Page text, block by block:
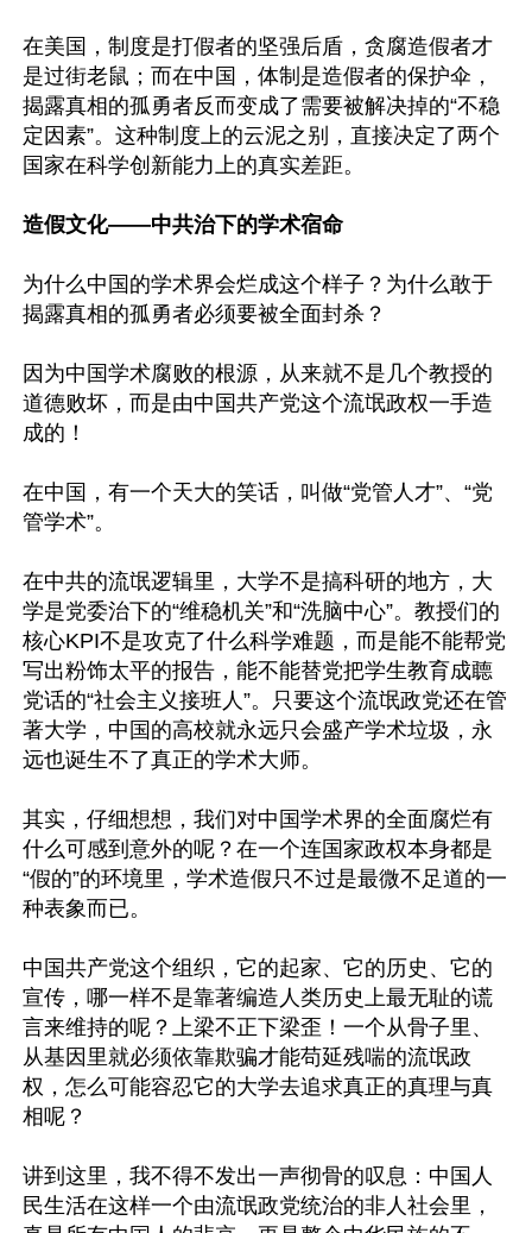
在美国，制度是打假者的坚强后盾，贪腐造假者才
是过街老鼠；而在中国，体制是造假者的保护伞，
揭露真相的孤勇者反而变成了需要被解决掉的“不稳
定因素”。这种制度上的云泥之别，直接决定了两个
国家在科学创新能力上的真实差距。
造假文化——中共治下的学术宿命
为什么中国的学术界会烂成这个样子？为什么敢于
揭露真相的孤勇者必须要被全面封杀？
因为中国学术腐败的根源，从来就不是几个教授的
道德败坏，而是由中国共产党这个流氓政权一手造
成的！
在中国，有一个天大的笑话，叫做“党管人才”、“党
管学术”。
在中共的流氓逻辑里，大学不是搞科研的地方，大
学是党委治下的“维稳机关”和“洗脑中心”。教授们的
核心KPI不是攻克了什么科学难题，而是能不能帮党
写出粉饰太平的报告，能不能替党把学生教育成聼
党话的“社会主义接班人”。只要这个流氓政党还在管
著大学，中国的高校就永远只会盛产学术垃圾，永
远也诞生不了真正的学术大师。
其实，仔细想想，我们对中国学术界的全面腐烂有
什么可感到意外的呢？在一个连国家政权本身都是
“假的”的环境里，学术造假只不过是最微不足道的一
种表象而已。
中国共产党这个组织，它的起家、它的历史、它的
宣传，哪一样不是靠著编造人类历史上最无耻的谎
言来维持的呢？上梁不正下梁歪！一个从骨子里、
从基因里就必须依靠欺骗才能苟延残喘的流氓政
权，怎么可能容忍它的大学去追求真正的真理与真
相呢？
讲到这里，我不得不发出一声彻骨的叹息：中国人
民生活在这样一个由流氓政党统治的非人社会里，